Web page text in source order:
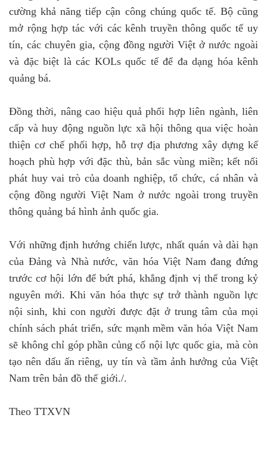
cường khả năng tiếp cận công chúng quốc tế. Bộ cũng
mở rộng hợp tác với các kênh truyền thông quốc tế uy
tín, các chuyên gia, cộng đồng người Việt ở nước ngoài
và đặc biệt là các KOLs quốc tế để đa dạng hóa kênh
quảng bá.
Đồng thời, nâng cao hiệu quả phối hợp liên ngành, liên
cấp và huy động nguồn lực xã hội thông qua việc hoàn
thiện cơ chế phối hợp, hỗ trợ địa phương xây dựng kế
hoạch phù hợp với đặc thù, bản sắc vùng miền; kết nối
phát huy vai trò của doanh nghiệp, tổ chức, cá nhân và
cộng đồng người Việt Nam ở nước ngoài trong truyền
thông quảng bá hình ảnh quốc gia.
Với những định hướng chiến lược, nhất quán và dài hạn
của Đảng và Nhà nước, văn hóa Việt Nam đang đứng
trước cơ hội lớn để bứt phá, khẳng định vị thế trong kỷ
nguyên mới. Khi văn hóa thực sự trở thành nguồn lực
nội sinh, khi con người được đặt ở trung tâm của mọi
chính sách phát triển, sức mạnh mềm văn hóa Việt Nam
sẽ không chỉ góp phần củng cố nội lực quốc gia, mà còn
tạo nên dấu ấn riêng, uy tín và tầm ảnh hưởng của Việt
Nam trên bản đồ thế giới./.
Theo TTXVN